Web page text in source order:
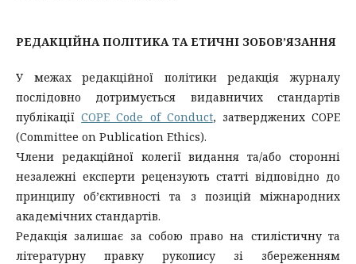
РЕДАКЦІЙНА ПОЛІТИКА ТА ЕТИЧНІ ЗОБОВ’ЯЗАННЯ
У межах редакційної політики редакція журналу
послідовно дотримується видавничих стандартів
публікаціїCOPE Code of Conduct, затверджених COPE
(Committee on Publication Ethics).
Члени редакційної колегії видання та/або сторонні
незалежні експерти рецензують статті відповідно до
принципу об’єктивності та з позицій міжнародних
академічних стандартів.
Редакція залишає за собою право на стилістичну та
літературну правку рукопису зі збереженням